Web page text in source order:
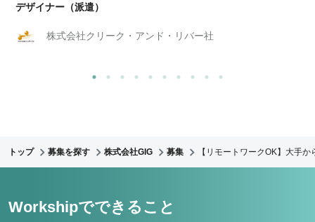
デザイナー（派遣）
株式会社クリーク・アンド・リバー社
トップ 募集を探す 株式会社GIG 募集 【リモートワークOK】大手
Workshipでできること